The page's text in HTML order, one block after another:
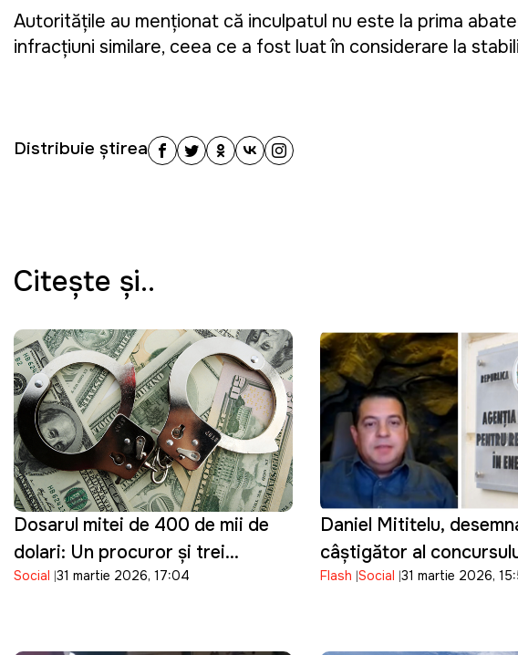
Autoritățile au menționat că inculpatul nu este la prima
infracțiuni similare, ceea ce a fost luat în considerare la
Distribuie știrea
Citeşte şi..
Dosarul mitei de 400 de mii de
dolari: Un procuror și trei
angajați ai poliției au fost reținuți
Social 31 martie 2026, 17:04
Daniel Mititelu,
câștigător al
funcția de director al
Flash Social 31 martie 2026,